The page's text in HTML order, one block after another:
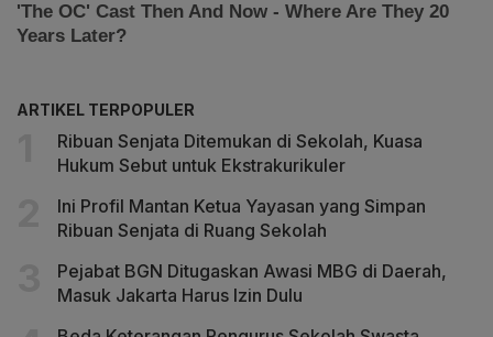
ARTIKEL TERPOPULER
Ribuan Senjata Ditemukan di Sekolah, Kuasa
Hukum Sebut untuk Ekstrakurikuler
Ini Profil Mantan Ketua Yayasan yang Simpan
Ribuan Senjata di Ruang Sekolah
Pejabat BGN Ditugaskan Awasi MBG di Daerah,
Masuk Jakarta Harus Izin Dulu